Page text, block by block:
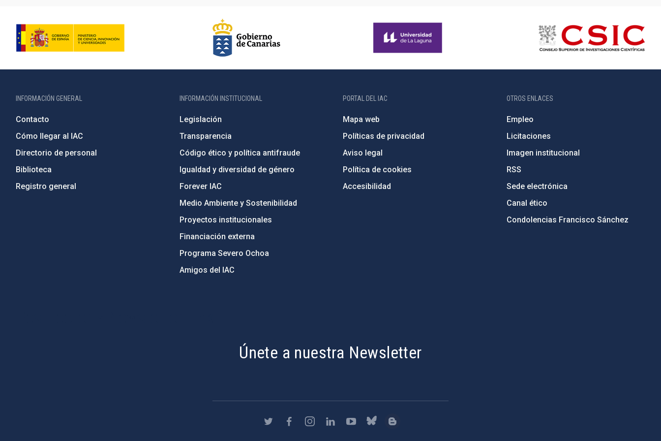
INFORMACIÓN GENERAL
Contacto
Cómo llegar al IAC
Directorio de personal
Biblioteca
Registro general
INFORMACIÓN INSTITUCIONAL
Legislación
Transparencia
Código ético y política antifraude
Igualdad y diversidad de género
Forever IAC
Medio Ambiente y Sostenibilidad
Proyectos institucionales
Financiación externa
Programa Severo Ochoa
Amigos del IAC
PORTAL DEL IAC
Mapa web
Políticas de privacidad
Aviso legal
Política de cookies
Accesibilidad
OTROS ENLACES
Empleo
Licitaciones
Imagen institucional
RSS
Sede electrónica
Canal ético
Condolencias Francisco Sánchez
Únete a nuestra Newsletter